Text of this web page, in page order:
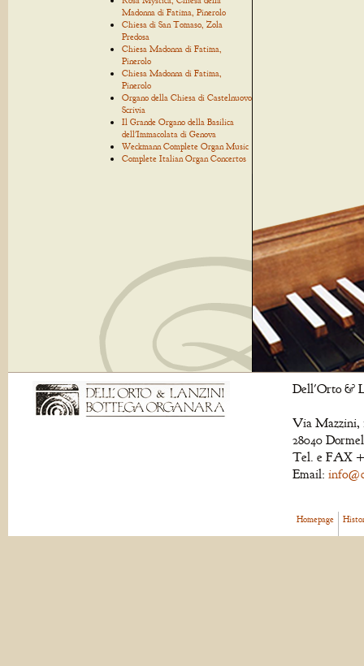
Madonna di Fatima, Pinerolo
Chiesa di San Tomaso, Zola
Predosa
Chiesa Madonna di Fatima,
Pinerolo
Chiesa Madonna di Fatima,
Pinerolo
Organo della Chiesa di Castelnuovo
Scrivia
Il Grande Organo della Basilica
dell'Immacolata di Genova
Weckmann Complete Organ Music
Complete Italian Organ Concertos
Dell'Orto &
Via Mazzini,
28040
Tel. e FAX
Email:
Homepage